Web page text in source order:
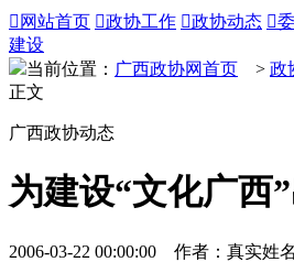
 网站首页 政协工作 政协动态 
建设
当前位置： 广西政协网首页 > 政
正文
广西政协动态
为建设“文化广西
2006-03-22 00:00:00 作者：真实姓